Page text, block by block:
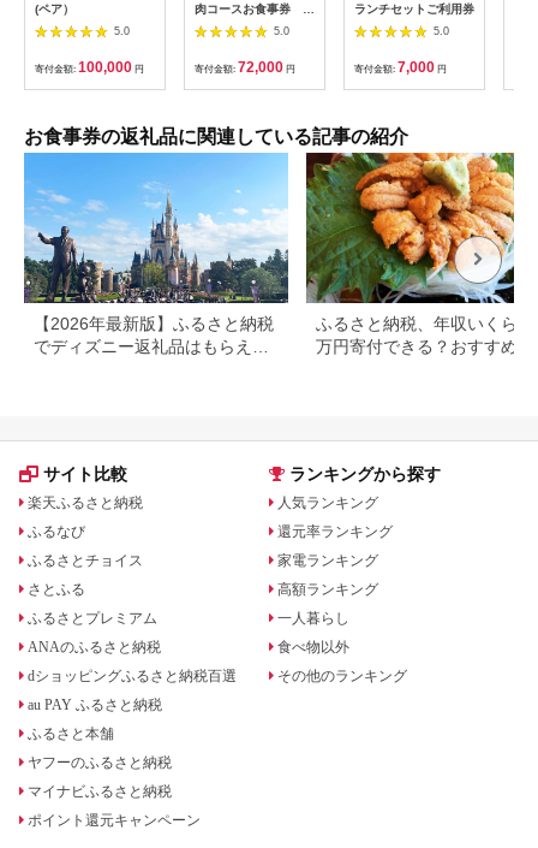
(ペア）
5.0
寄付金額: 100,000 円
肉コースお食事券 4
名様分【1131614】
5.0
寄付金額: 72,000 円
ランチセットご利用券
5.0
寄付金額: 7,000 円
お食事券の返礼品に関連している記事の紹介
【2026年最新版】ふるさと納税
でディズニー返礼品はもらえ
ふるさと納税、年収いくらで
万円寄付できる？おすすめ返
サイト比較
楽天ふるさと納税
ふるなび
ふるさとチョイス
さとふる
ふるさとプレミアム
ANAのふるさと納税
dショッピングふるさと納税百選
au PAY ふるさと納税
ふるさと本舗
ヤフーのふるさと納税
マイナビふるさと納税
ポイント還元キャンペーン
ランキングから探す
人気ランキング
還元率ランキング
家電ランキング
高額ランキング
一人暮らし
食べ物以外
その他のランキング